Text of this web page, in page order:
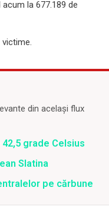
la 677.189 de
din același flux
grade Celsius
Slatina
pe cărbune